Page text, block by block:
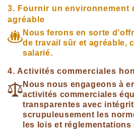
3. Fournir un environnement
agréable
Nous ferons en sorte
de travail sûr et agréable,
salarié.
4. Activités commerciales
Nous nous engageons à
activités commerciales
transparentes avec
scrupuleusement les
les lois et